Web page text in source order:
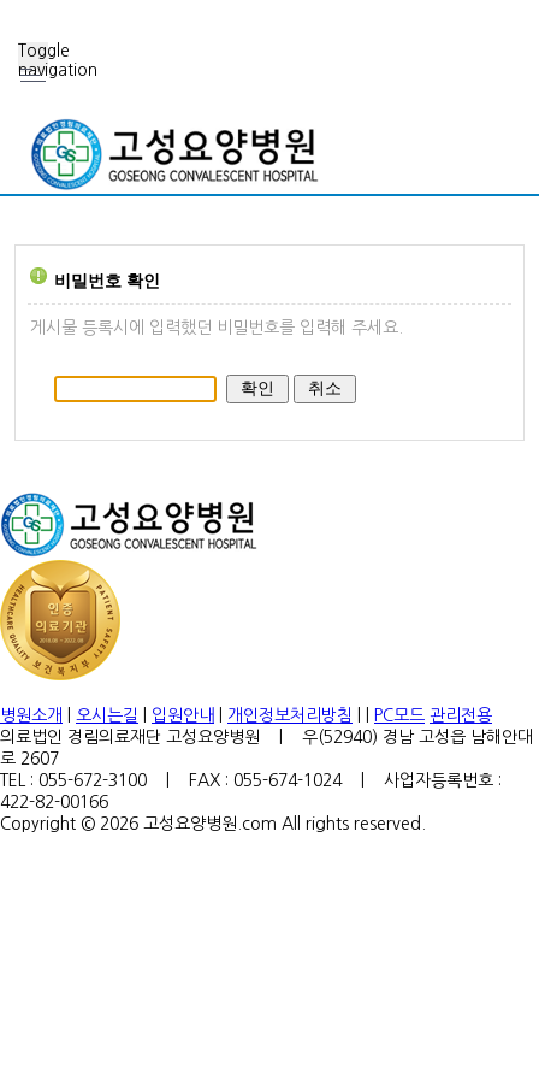
Toggle
navigation
비밀번호 확인
게시물 등록시에 입력했던 비밀번호를 입력해 주세요.
병원소개 오시는길 입원안내 개인정보처리방침 PC모드 관리전용
의료법인 경림의료재단 고성요양병원 | 우(52940) 경남 고성읍 남해안대
로 2607
TEL : 055-672-3100 | FAX : 055-674-1024 | 사업자등록번호 :
422-82-00166
Copyright © 2026 고성요양병원.com All rights reserved.